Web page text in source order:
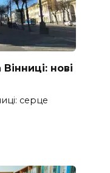
нові
серце